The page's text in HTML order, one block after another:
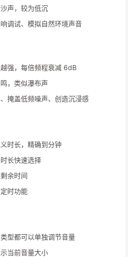
声，较为低沉
调试、模拟自然环境声音
强，每倍频程衰减 6dB
，类似瀑布声
掩盖低频噪声、创造沉浸感
时长，精确到分钟
长快速选择
余时间
时功能
型都可以单独调节音量
当前音量大小